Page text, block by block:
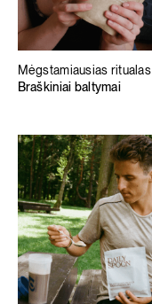
Mėgstamiausias ritualas
Braškiniai baltymai